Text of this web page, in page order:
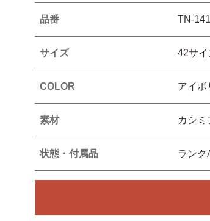
品番 TN-
サイズ 42サ
COLOR アイボ
素材 カシ
状態・付属品 ラン